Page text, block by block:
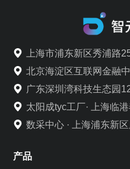
上海市浦东新区秀浦路
北京海淀区互联网金融
广东深圳湾科技生态园
太阳成tyc工厂· 上海临
数采中心 · 上海浦东新
产品